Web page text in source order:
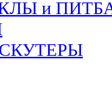
и